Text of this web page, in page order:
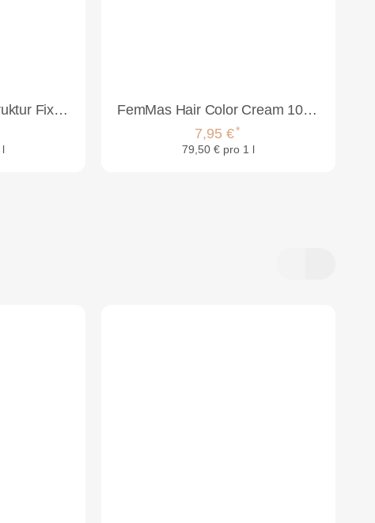
Dusy Professional Struktur Fix 1000ml
FemMas Hair Color Cream 100ml Haarfarbe Hellbraun 5
7,95 €*
79,50 € pro 1 l